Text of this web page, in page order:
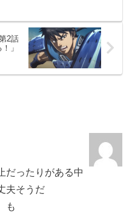
2話
」
だったりがある中
夫そうだ
も